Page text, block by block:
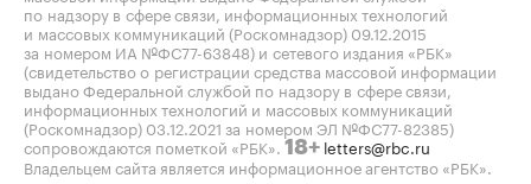
по надзору в сфере связи, информационных технологий
и массовых коммуникаций (Роскомнадзор) 09.12.2015
за номером ИА №ФС77-63848) и сетевого издания «РБК»
(свидетельство о регистрации средства массовой информации
выдано Федеральной службой по надзору в сфере связи,
информационных технологий и массовых коммуникаций
(Роскомнадзор) 03.12.2021 за номером ЭЛ №ФС77-82385)
сопровождаются пометкой «РБК». 18+ letters@rbc.ru
Владельцем сайта является информационное агентство «РБК».